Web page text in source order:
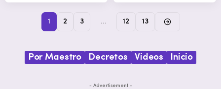
1 2 3 … 12 13
Por Maestro Decretos Videos Inicio
- Advertisement -